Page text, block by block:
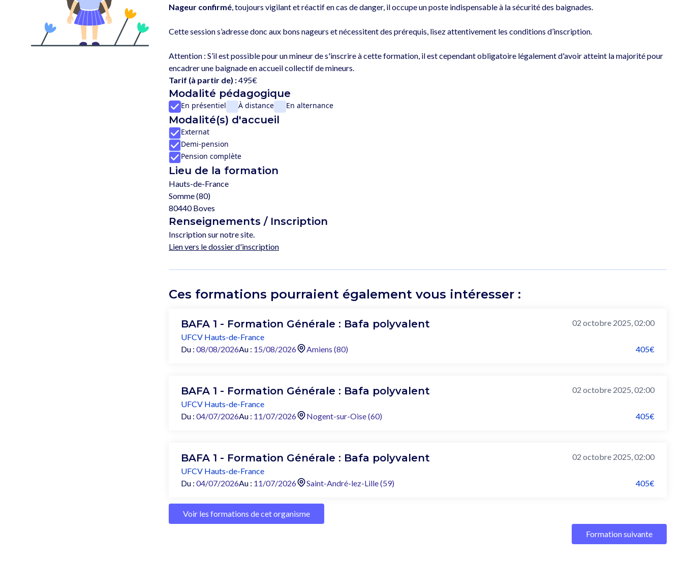
Nageur confirmé, toujours vigilant et réactif en cas de danger, il occupe un poste indispensable à la sécurité des baignades.
Cette session s’adresse donc aux bons nageurs et nécessitent des prérequis, lisez attentivement les conditions d’inscription.
Attention : S’il est possible pour un mineur de s'inscrire à cette formation, il est cependant obligatoire légalement d'avoir atteint la majorité pour
Tarif (à partir de) :495€
Modalité pédagogique
En présentiel À distance En alternance
Modalité(s) d'accueil
Externat
Demi-pension
Pension complète
Lieu de la formation
Hauts-de-France
Somme (80)
80440 Boves
Renseignements / Inscription
Inscription sur notre site.
Lien vers le dossier d'inscription
Ces formations pourraient également vous intéresser :
BAFA 1 - Formation Générale : Bafa polyvalent
02 octobre 2025, 02:00
UFCV Hauts-de-France
Du : 08/08/2026Au : 15/08/2026 Amiens (80) 405€
BAFA 1 - Formation Générale : Bafa polyvalent
02 octobre 2025, 02:00
UFCV Hauts-de-France
Du : 04/07/2026Au : 11/07/2026 Nogent-sur-Oise (60) 405€
BAFA 1 - Formation Générale : Bafa polyvalent
02 octobre 2025, 02:00
UFCV Hauts-de-France
Du : 04/07/2026Au : 11/07/2026 Saint-André-lez-Lille (59) 405€
Voir les formations de cet organisme
Formation suivante